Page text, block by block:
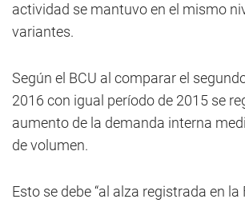
actividad se mantuvo en el mismo
variantes.
Según el BCU al comparar el
2016 con igual período de 2015 se
aumento de la demanda interna
de volumen.
Esto se debe “al alza registrada en